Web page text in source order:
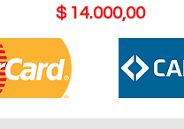
Precio
$ 14.000,00